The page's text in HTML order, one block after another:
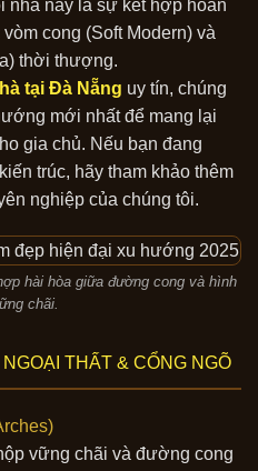
nhà này là sự kết hợp hoàn
cong (Soft Modern) và
thời thượng.
tại Đà Nẵng uy tín, chúng
mới nhất để mang lại
gia chủ. Nếu bạn đang
trúc, hãy tham khảo thêm
nghiệp của chúng tôi.
hài hòa giữa đường cong và hình
chãi.
THẤT & CỔNG NGÕ
vững chãi và đường cong